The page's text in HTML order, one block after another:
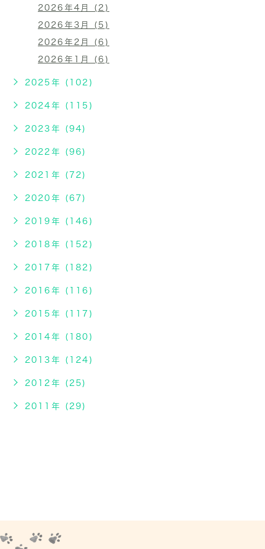
2026年4月 (2)
2026年3月 (5)
2026年2月 (6)
2026年1月 (6)
2025年 (102)
2024年 (115)
2023年 (94)
2022年 (96)
2021年 (72)
2020年 (67)
2019年 (146)
2018年 (152)
2017年 (182)
2016年 (116)
2015年 (117)
2014年 (180)
2013年 (124)
2012年 (25)
2011年 (29)